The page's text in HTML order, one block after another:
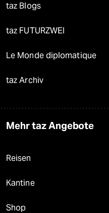
taz Blogs
taz FUTURZWEI
Le Monde diplomatique
taz Archiv
Mehr taz Angebote
Reisen
Kantine
Shop